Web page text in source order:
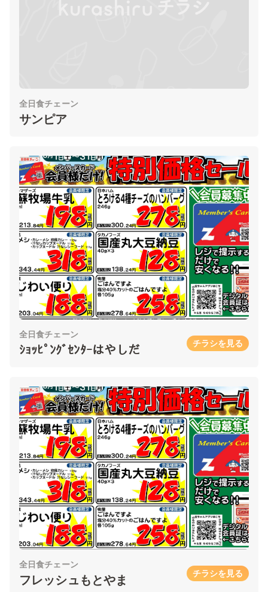
全日食チェーン
サンピア
全日食チェーン
ｼｮｯﾋﾟﾝｸﾞｾﾝﾀｰはやしだ チラシを見る
全日食チェーン
フレッシュもとやま チラシを見る